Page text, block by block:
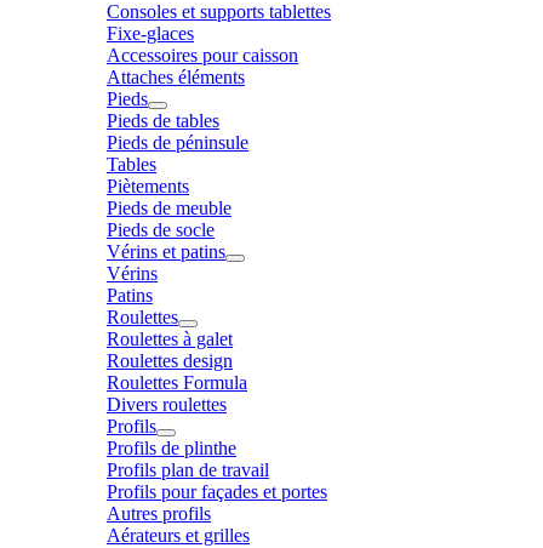
Consoles et supports tablettes
Fixe-glaces
Accessoires pour caisson
Attaches éléments
Pieds
Pieds de tables
Pieds de péninsule
Tables
Piètements
Pieds de meuble
Pieds de socle
Vérins et patins
Vérins
Patins
Roulettes
Roulettes à galet
Roulettes design
Roulettes Formula
Divers roulettes
Profils
Profils de plinthe
Profils plan de travail
Profils pour façades et portes
Autres profils
Aérateurs et grilles